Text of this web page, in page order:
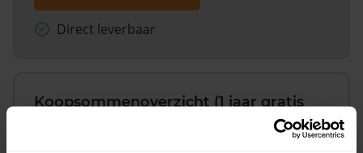
Direct leverbaar
Koopsommenoverzicht (1 jaar gratis